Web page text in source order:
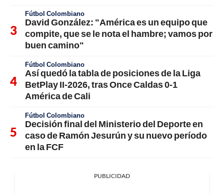
Fútbol Colombiano
David González: "América es un equipo que
compite, que se le nota el hambre; vamos por
buen camino"
Fútbol Colombiano
Así quedó la tabla de posiciones de la Liga
BetPlay II-2026, tras Once Caldas 0-1
América de Cali
Fútbol Colombiano
Decisión final del Ministerio del Deporte en
caso de Ramón Jesurún y su nuevo período
en la FCF
PUBLICIDAD